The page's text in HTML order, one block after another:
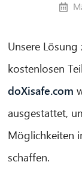
Unsere
kostenlosen
doXisafe.com
ausgestattet,
Möglichkeiten
schaffen.